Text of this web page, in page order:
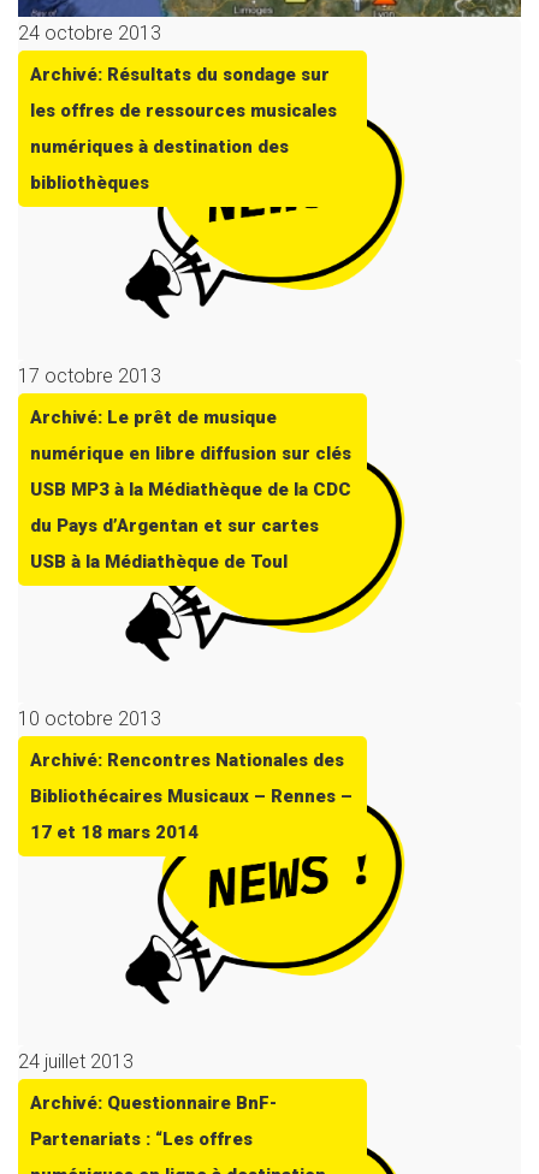
24 octobre 2013
Archivé: Résultats du sondage sur
les offres de ressources musicales
numériques à destination des
bibliothèques
17 octobre 2013
Archivé: Le prêt de musique
numérique en libre diffusion sur clés
USB MP3 à la Médiathèque de la CDC
du Pays d’Argentan et sur cartes
USB à la Médiathèque de Toul
10 octobre 2013
Archivé: Rencontres Nationales des
Bibliothécaires Musicaux – Rennes –
17 et 18 mars 2014
24 juillet 2013
Archivé: Questionnaire BnF-
Partenariats : “Les offres